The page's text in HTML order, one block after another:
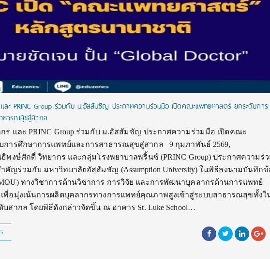
ะ PRINC Group ร่วมกับ ม.อัสสัมชัญ ประกาศความร่วมมือ เปิดคณะแพทยศาสตร์ ยกระดับการ
ธารณสุขสู่สากล
ร และ PRINC Group ร่วมกับ ม.อัสสัมชัญ ประกาศความร่วมมือ เปิดคณะ
การศึกษาการแพทย์และการสาธารณสุขสู่สากล 9 กุมภาพันธ์ 2569,
พงษ์ศักดิ์ วิทยากร และกลุ่มโรงพยาบาลพริ้นซ์ (PRINC Group) ประกาศความร่
คัญร่วมกับ มหาวิทยาลัยอัสสัมชัญ (Assumption University) ในพิธีลงนามบันทึกข้
ทางวิชาการด้านวิชาการ การวิจัย และการพัฒนาบุคลากรด้านการแพทย์
พื่อมุ่งเน้นการผลิตบุคลากรทางการแพทย์คุณภาพสูงเข้าสู่ระบบสาธารณสุขทั้งใ
บสากล โดยพิธีดังกล่าวจัดขึ้น ณ อาคาร St. Luke School…